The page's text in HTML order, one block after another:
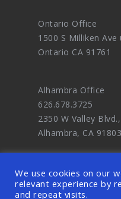
Ontario Office
1500 S Milliken Ave
Ontario CA 91761
Alhambra Office
626.678.3725
2350 W Valley Blvd.,
Alhambra, CA 91803
We use cookies on our
relevant experience by
and repeat visits.